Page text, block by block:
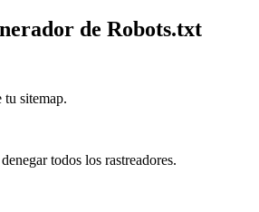
de Robots.txt
sitemap.
todos los rastreadores.